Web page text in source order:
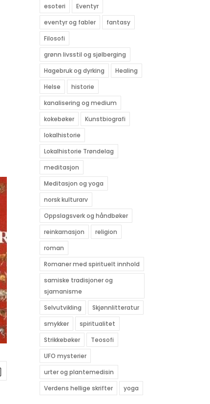
esoteri
Eventyr
eventyr og fabler
fantasy
Filosofi
grønn livsstil og sjølberging
Hagebruk og dyrking
Healing
Helse
historie
kanalisering og medium
kokebøker
Kunstbiografi
lokalhistorie
Lokalhistorie Trøndelag
meditasjon
Meditasjon og yoga
norsk kulturarv
Oppslagsverk og håndbøker
reinkarnasjon
religion
roman
Romaner med spirituelt innhold
samiske tradisjoner og
sjamanisme
Selvutvikling
Skjønnlitteratur
smykker
spiritualitet
Strikkebøker
Teosofi
UFO mysterier
urter og plantemedisin
Verdens hellige skrifter
yoga